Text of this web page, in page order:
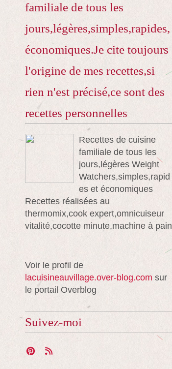
familiale de tous les
jours,légères,simples,rapides,
économiques.Je cite toujours
l'origine de mes recettes,si
rien n'est précisé,ce sont des
recettes personnelles
Recettes de cuisine
familiale de tous les
jours,légères Weight
Watchers,simples,rapid
es et économiques
Recettes réalisées au
thermomix,cook expert,omnicuiseur
vitalité,cocotte minute,machine à pain
Voir le profil de
lacuisineauvillage.over-blog.com sur
le portail Overblog
Suivez-moi